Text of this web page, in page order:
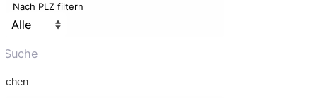
Nach PLZ filtern